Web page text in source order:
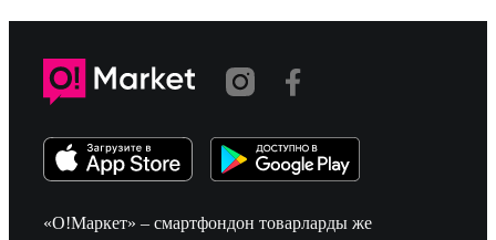
«О!Маркет» – смартфондон товарларды же